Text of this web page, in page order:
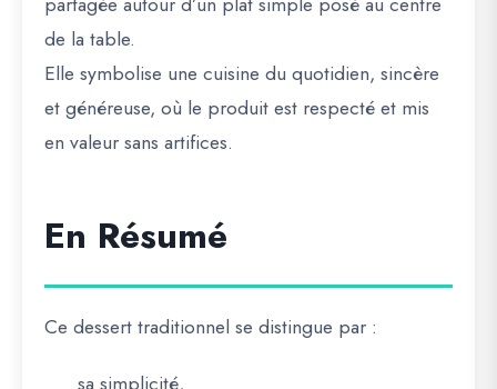
de la table.
Elle symbolise une cuisine du quotidien, sincère
et généreuse, où le produit est respecté et mis
en valeur sans artifices.
En Résumé
Ce dessert traditionnel se distingue par :